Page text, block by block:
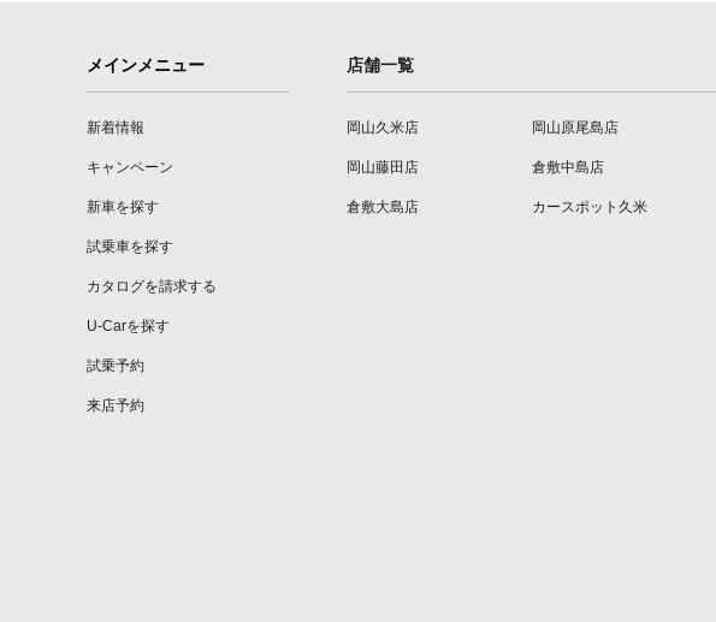
メインメニュー
新着情報
キャンペーン
新車を探す
試乗車を探す
カタログを請求する
U-Carを探す
試乗予約
来店予約
店舗一覧
岡山久米店 岡山原尾島店
岡山藤田店 倉敷中島店
倉敷大島店 カースポット久米